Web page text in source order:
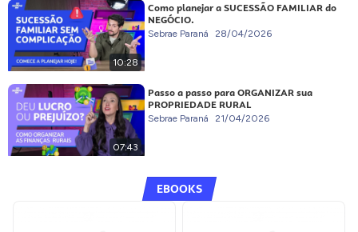
10:28
Como planejar a SUCESSÃO FAMILIAR do
NEGÓCIO.
Sebrae Paraná 28/04/2026
07:43
Passo a passo para ORGANIZAR sua
PROPRIEDADE RURAL
Sebrae Paraná 21/04/2026
EBOOKS